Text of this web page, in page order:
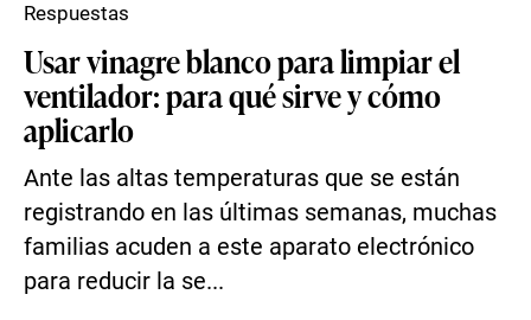
Usar vinagre blanco para limpiar el
ventilador: para qué sirve y cómo
aplicarlo
Ante las altas temperaturas que se están
registrando en las últimas semanas, muchas
familias acuden a este aparato electrónico
para reducir la se...
Respuestas